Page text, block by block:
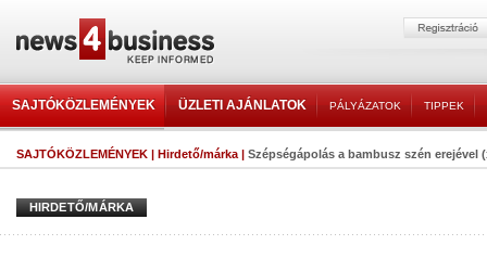
SAJTÓKÖZLEMÉNYEK ÜZLETI AJÁNLATOK PÁLYÁZATOK TIPPEK
SAJTÓKÖZLEMÉNYEK | Hirdető/márka | Szépségápolás a bambusz szén erejével
HIRDETŐ/MÁRKA